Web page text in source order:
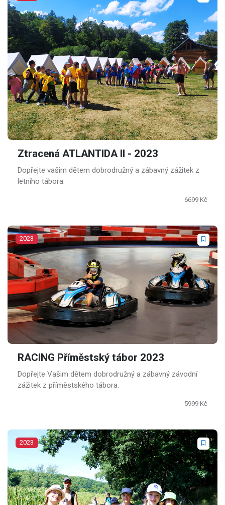
Ztracená ATLANTIDA II - 2023
Dopřejte vašim dětem dobrodružný a zábavný zážitek z
letního tábora.
6699 Kč
2023
RACING Příměstský tábor 2023
Dopřejte Vašim dětem dobrodružný a zábavný závodní
zážitek z příměstského tábora.
5999 Kč
2023